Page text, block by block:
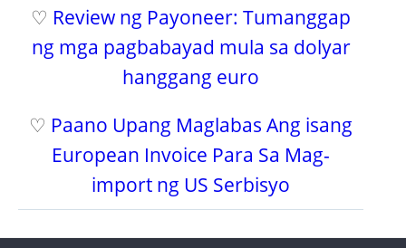
♡ Review ng Payoneer: Tumanggap
ng mga pagbabayad mula sa dolyar
hanggang euro
♡ Paano Upang Maglabas Ang isang
European Invoice Para Sa Mag-
import ng US Serbisyo